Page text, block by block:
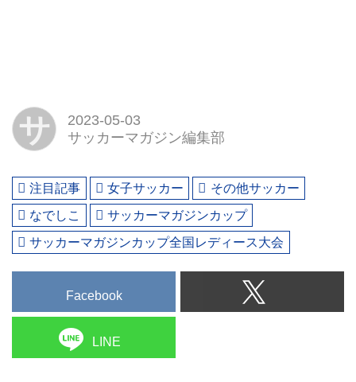
サ
2023-05-03
サッカーマガジン編集部
注目記事 女子サッカー
その他サッカー
なでしこ
サッカーマガジンカップ
サッカーマガジンカップ全国レディース大会
Facebook
LINE